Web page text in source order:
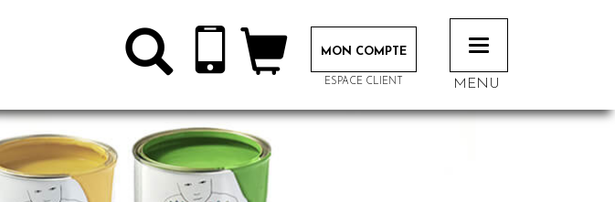
MON COMPTE
ESPACE CLIENT
Toggle
navigation
MENU